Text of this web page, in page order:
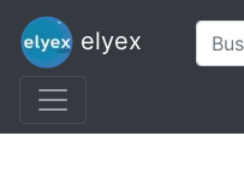
elyex